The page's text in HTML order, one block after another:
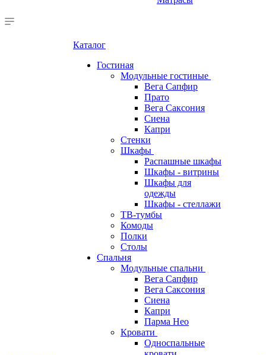
Каталог
Гостиная
Модульные гостиные
Вега Сапфир
Прато
Вега Саксония
Сиена
Капри
Стенки
Шкафы
Распашные шкафы
Шкафы - витрины
Шкафы для
одежды
Шкафы - стеллажи
ТВ-тумбы
Комоды
Полки
Столы
Спальня
Модульные спальни
Вега Сапфир
Вега Саксония
Сиена
Капри
Парма Нео
Кровати
Односпальные